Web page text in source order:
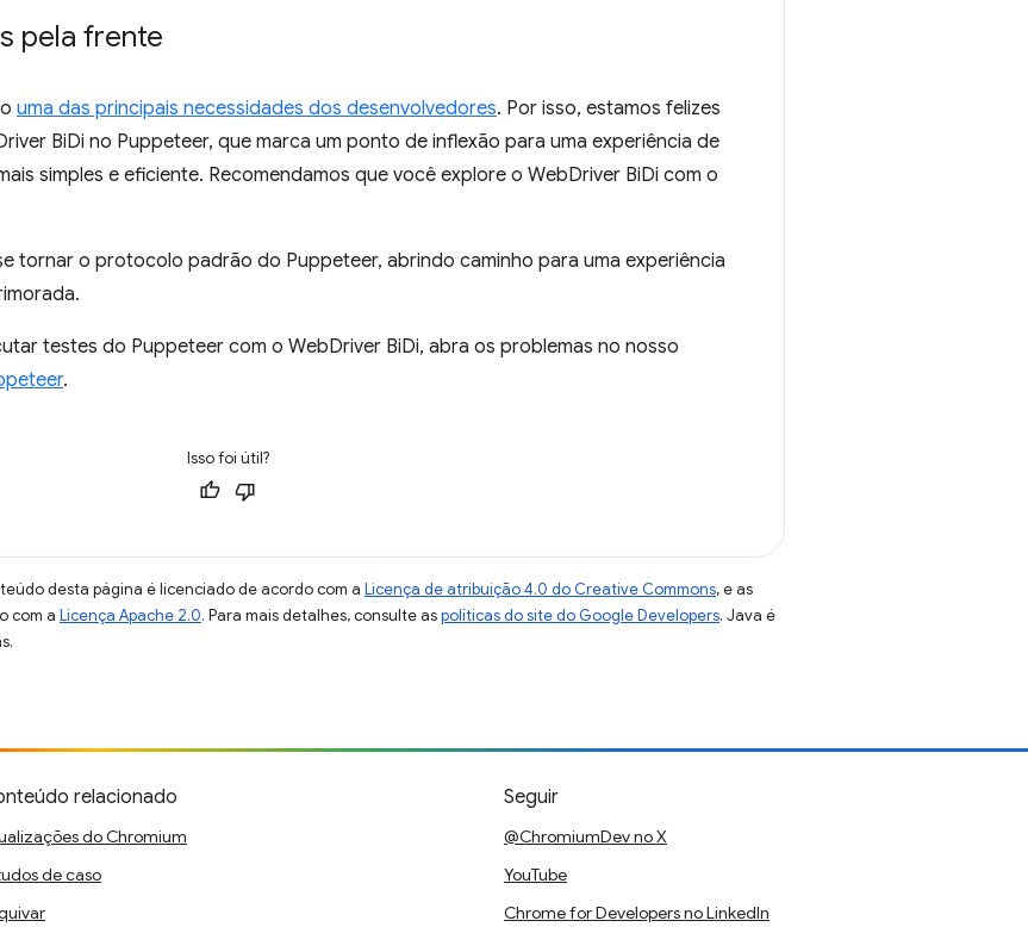
pela frente
uma das principais necessidades dos desenvolvedores. Por isso, estamos felizes
BiDi no Puppeteer, que marca um ponto de inflexão para uma experiência de
simples e eficiente. Recomendamos que você explore o WebDriver BiDi com o
tornar o protocolo padrão do Puppeteer, abrindo caminho para uma experiência
testes do Puppeteer com o WebDriver BiDi, abra os problemas no nosso
.
Isso foi útil?
desta página é licenciado de acordo com a Licença de atribuição 4.0 do Creative Commons, e as
com a Licença Apache 2.0. Para mais detalhes, consulte aspolíticas do site do Google Developers. Java é
relacionado
do Chromium
de caso
Seguir
@ChromiumDev no X
YouTube
Chrome for Developers no LinkedIn